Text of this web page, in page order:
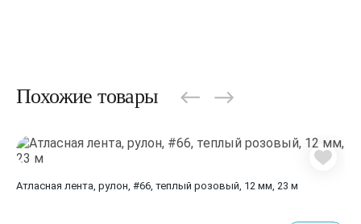
Похожие товары
Атласная лента, рулон, #66, теплый розовый, 12 мм, 23 м